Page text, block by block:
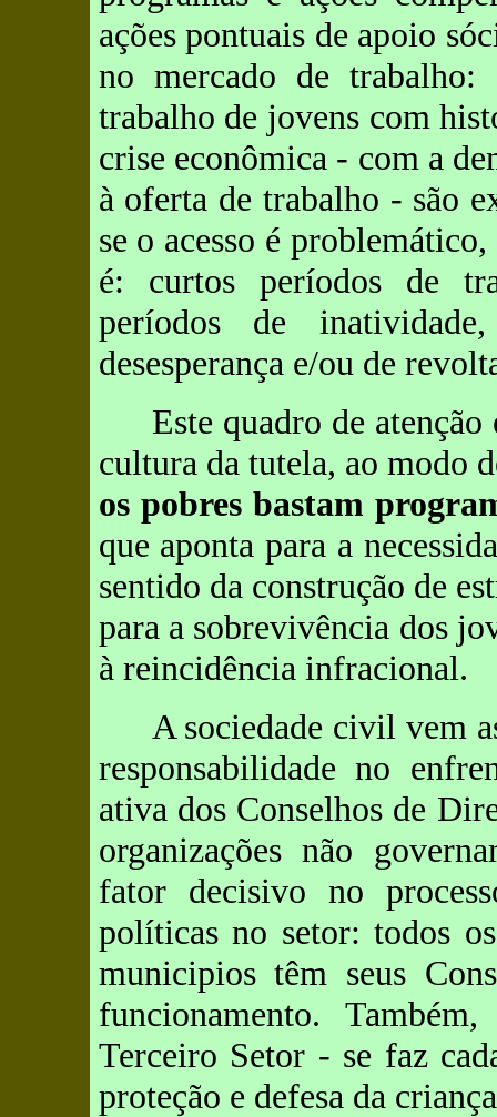
ações pontuais de apoio
no mercado de trabalho:
trabalho de jovens com
crise econômica - com a
à oferta de trabalho - são
se o acesso é
é: curtos períodos de
períodos de
desesperança e/ou de
Este quadro de
cultura da tutela, ao modo
os pobres bastam
que aponta para a
sentido da construção de
para a sobrevivência dos
à reincidência infracional.
A sociedade civil vem
responsabilidade no
ativa dos Conselhos de
organizações não
fator decisivo no
políticas no setor: todos
municipios têm seus
funcionamento.
Terceiro Setor - se faz
proteção e defesa da